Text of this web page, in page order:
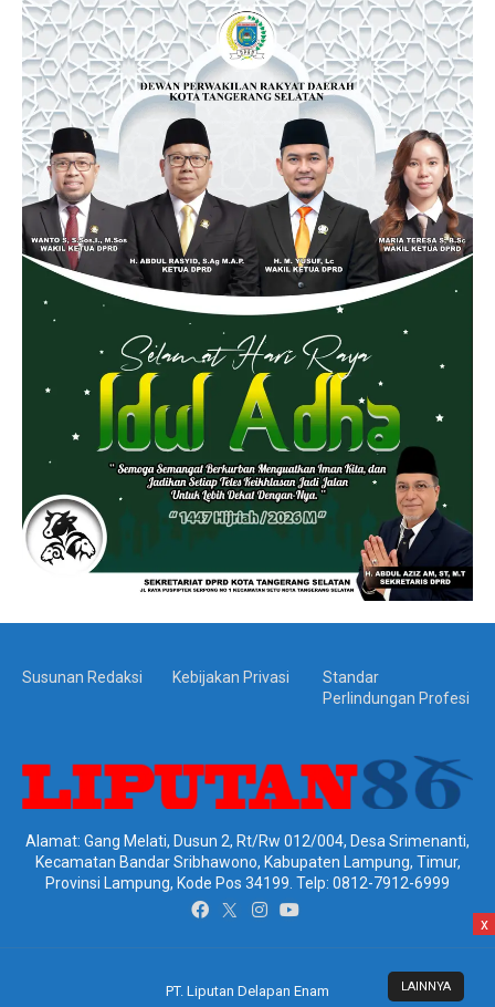
LAINNYA
Susunan Redaksi Kebijakan Privasi
Standar
Perlindungan Profesi
Alamat: Gang Melati, Dusun 2, Rt/Rw 012/004, Desa Srimenanti,
Kecamatan Bandar Sribhawono, Kabupaten Lampung, Timur,
Provinsi Lampung, Kode Pos 34199. Telp: 0812-7912-6999
PT. Liputan Delapan Enam
x